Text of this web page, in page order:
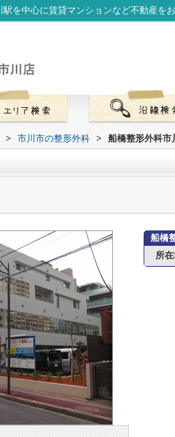
> 市川市の整形外科 > 船橋整形外科市
船橋
所